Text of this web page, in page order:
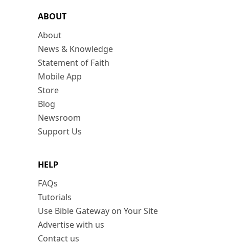
ABOUT
About
News & Knowledge
Statement of Faith
Mobile App
Store
Blog
Newsroom
Support Us
HELP
FAQs
Tutorials
Use Bible Gateway on Your Site
Advertise with us
Contact us